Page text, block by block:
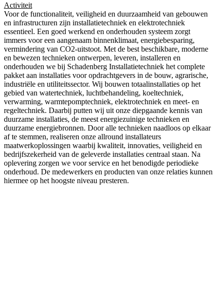
Activiteit
Voor de functionaliteit, veiligheid en duurzaamheid van gebouwen
en infrastructuren zijn installatietechniek en elektrotechniek
essentieel. Een goed werkend en onderhouden systeem zorgt
immers voor een aangenaam binnenklimaat, energiebesparing,
vermindering van CO2-uitstoot. Met de best beschikbare, moderne
en bewezen technieken ontwerpen, leveren, installeren en
onderhouden we bij Schadenberg Installatietechniek het complete
pakket aan installaties voor opdrachtgevers in de bouw, agrarische,
industriële en utiliteitssector. Wij bouwen totaalinstallaties op het
gebied van watertechniek, luchtbehandeling, koeltechniek,
verwarming, warmtepomptechniek, elektrotechniek en meet- en
regeltechniek. Daarbij putten wij uit onze diepgaande kennis van
duurzame installaties, de meest energiezuinige technieken en
duurzame energiebronnen. Door alle technieken naadloos op elkaar
af te stemmen, realiseren onze allround installateurs
maatwerkoplossingen waarbij kwaliteit, innovaties, veiligheid en
bedrijfszekerheid van de geleverde installaties centraal staan. Na
oplevering zorgen we voor service en het benodigde periodieke
onderhoud. De medewerkers en producten van onze relaties kunnen
hiermee op het hoogste niveau presteren.